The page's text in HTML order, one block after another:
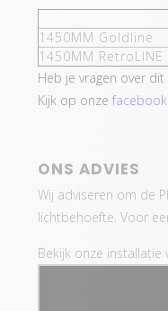
1450MM Goldline
1450MM
Heb je vragen over
Kijk op onze
ONS ADVIES
Wij adviseren om de
lichtbehoefte. Voor
Bekijk onze installatie